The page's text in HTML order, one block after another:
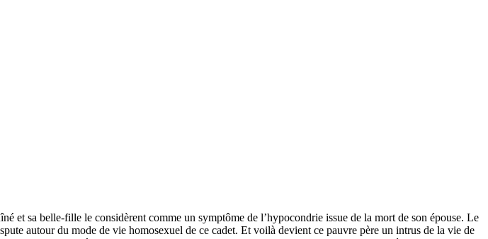
et sa belle-fille le considèrent comme un symptôme de l’hypocondrie issue de la mort de son épouse. Le
autour du mode de vie homosexuel de ce cadet. Et voilà devient ce pauvre père un intrus de la vie de